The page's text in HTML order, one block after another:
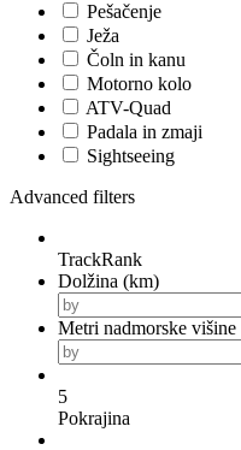
Pešačenje
Ježa
Čoln in kanu
Motorno kolo
ATV-Quad
Padala in zmaji
Sightseeing
Advanced filters
TrackRank
Dolžina (km)
Metri nadmorske višine
5
Pokrajina